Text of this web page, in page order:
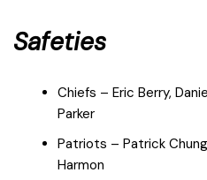
Safeties
Chiefs – Eric Berry,
Parker
Patriots – Patrick
Harmon